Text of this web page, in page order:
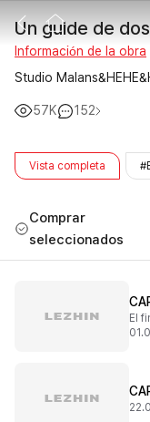
Un guide de dos
Información de la obra
Studio
57K 152
Vista completa
Comprar
seleccionados
El